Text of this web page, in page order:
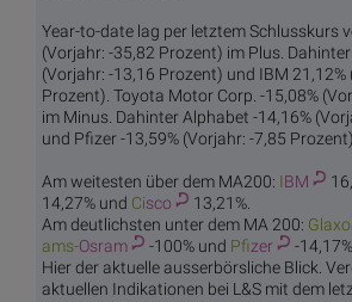
Year-to-date lag per letztem Schlusskurs
(Vorjahr: -35,82 Prozent) im Plus.
(Vorjahr: -13,16 Prozent) und IBM 21,12%
Prozent). Toyota Motor Corp. -15,08%
im Minus. Dahinter Alphabet -14,16%
und Pfizer -13,59% (Vorjahr: -7,85 Prozent).
Am weitesten über dem MA200: IBM
14,27% und Cisco
13,21%.
Am deutlichsten unter dem MA 200:
ams-Osram -100% und Pfizer
-14,17%.
Hier der aktuelle ausserbörsliche Blick.
aktuellen Indikationen bei L&S mit dem